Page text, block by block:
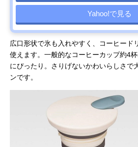
Yahoo!で見る
広口形状で氷も入れやすく、コーヒード
使えます。一般的なコーヒーカップ約4
にぴったり。さりげないかわいらしさで
ンです。